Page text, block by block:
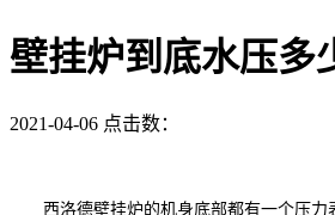
壁挂炉到底水压多
2021-04-06 点击数：
西洛德壁挂炉的机身底部都有一个压力